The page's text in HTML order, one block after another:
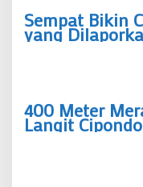
Sempat Bikin
yang
Ditemukan
400 Meter
Langit
Simbol